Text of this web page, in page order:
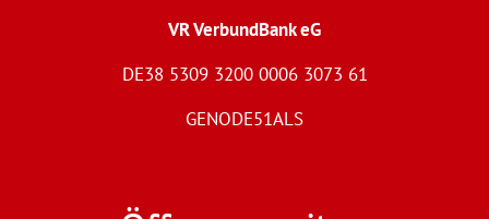
VR VerbundBank eG
DE38 5309 3200 0006 3073 61
GENODE51ALS